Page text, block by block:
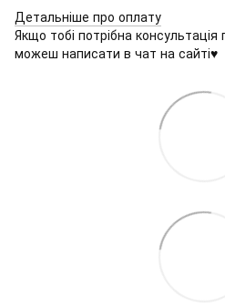
Детальніше про оплату
Якщо тобі потрібна
можеш написати в чат на сайті♥